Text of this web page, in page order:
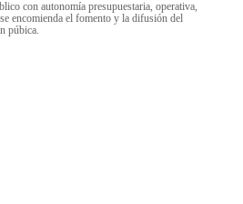
con autonomía presupuestaria, operativa,
encomienda el fomento y la difusión del
púbica.